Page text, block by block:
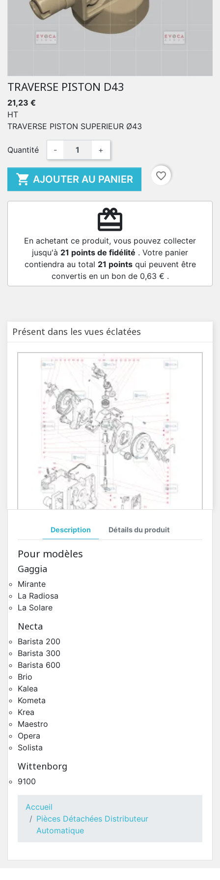
TRAVERSE PISTON D43
21,23 €
HT
TRAVERSE PISTON SUPERIEUR Ø43
Quantité - +
 AJOUTER AU PANIER favorite_border
redeem
En achetant ce produit, vous pouvez collecter
jusqu'à 21 points de fidélité . Votre panier
contiendra au total 21 pointsqui peuvent être
convertis en un bon de 0,63 € .
Présent dans les vues éclatées
Pièces Détachées Distributeur Automatique
Pièces Détachées Distributeur Automatique
Description Détails du produit
Pour modèles
Gaggia
Mirante
La Radiosa
La Solare
Necta
Barista 200
Barista 300
Barista 600
Brio
Kalea
Kometa
Krea
Maestro
Opera
Solista
Wittenborg
9100
Accueil
Pièces Détachées Distributeur
Automatique